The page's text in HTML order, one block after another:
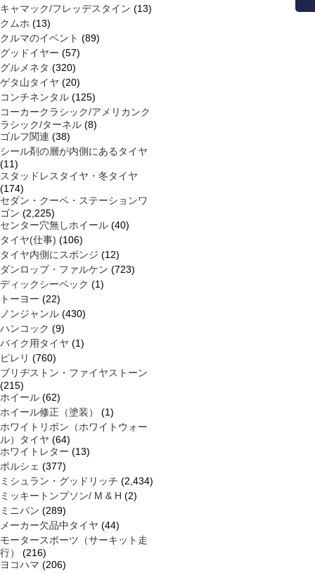
キャマック/フレッデスタイン (13)
クムホ (13)
クルマのイベント (89)
グッドイヤー (57)
グルメネタ (320)
ゲタ山タイヤ (20)
コンチネンタル (125)
コーカークラシック/アメリカンク
ラシック/ターネル (8)
ゴルフ関連 (38)
シール剤の層が内側にあるタイヤ
(11)
スタッドレスタイヤ・冬タイヤ
(174)
セダン・クーペ・ステーションワ
ゴン (2,225)
センター穴無しホイール (40)
タイヤ(仕事) (106)
タイヤ内側にスポンジ (12)
ダンロップ・ファルケン (723)
ディックシーペック (1)
トーヨー (22)
ノンジャンル (430)
ハンコック (9)
バイク用タイヤ (1)
ピレリ (760)
ブリヂストン・ファイヤストーン
(215)
ホイール (62)
ホイール修正（塗装）
(1)
ホワイトリボン（ホワイトウォー
ル）タイヤ (64)
ホワイトレター (13)
ポルシェ (377)
ミシュラン・グッドリッチ (2,434)
ミッキートンプソン/ M & H (2)
ミニバン (289)
メーカー欠品中タイヤ (44)
モータースポーツ（サーキット走
行）
(216)
ヨコハマ (206)